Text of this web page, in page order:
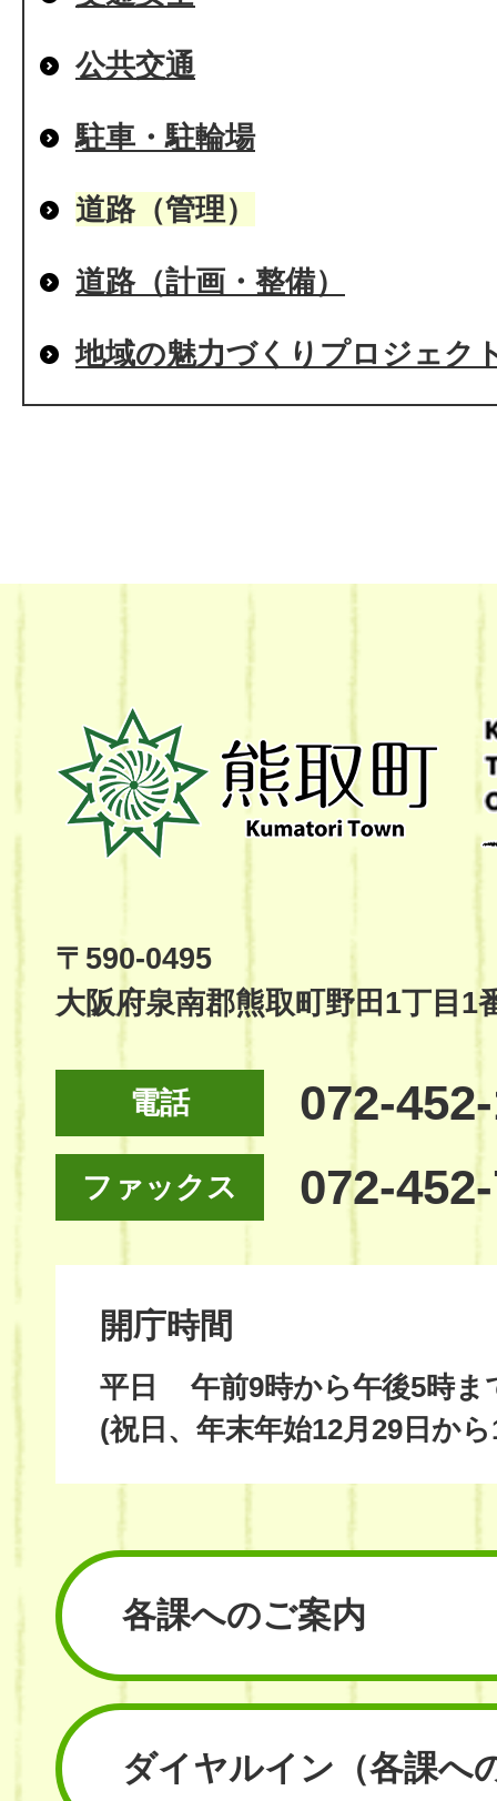
公共交通
駐車・駐輪場
道路（管理）
道路（計画・整備）
地域の魅力づくりプロジェク
熊
取
町
Kumatori
Site
〒590-0495
大阪府泉南郡熊取町野田1丁目1
電話 072-
ファックス 072-
開庁時間
平日
午前9時から午後5時ま
(祝日、年末年始12月29日か
各課へのご案内
ダイヤルイン （各課へ